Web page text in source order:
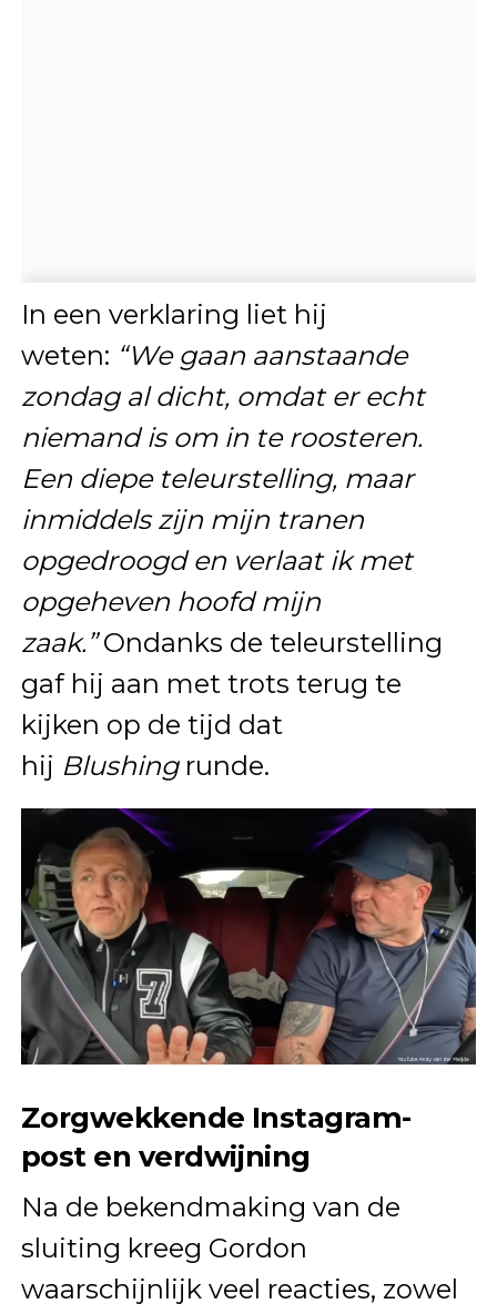
In een verklaring liet hij
weten: “We gaan aanstaande
zondag al dicht, omdat er echt
niemand is om in te roosteren.
Een diepe teleurstelling, maar
inmiddels zijn mijn tranen
opgedroogd en verlaat ik met
opgeheven hoofd mijn
zaak.”Ondanks de teleurstelling
gaf hij aan met trots terug te
kijken op de tijd dat
hij Blushingrunde.
Zorgwekkende Instagram-
post en verdwijning
Na de bekendmaking van de
sluiting kreeg Gordon
waarschijnlijk veel reacties, zowel